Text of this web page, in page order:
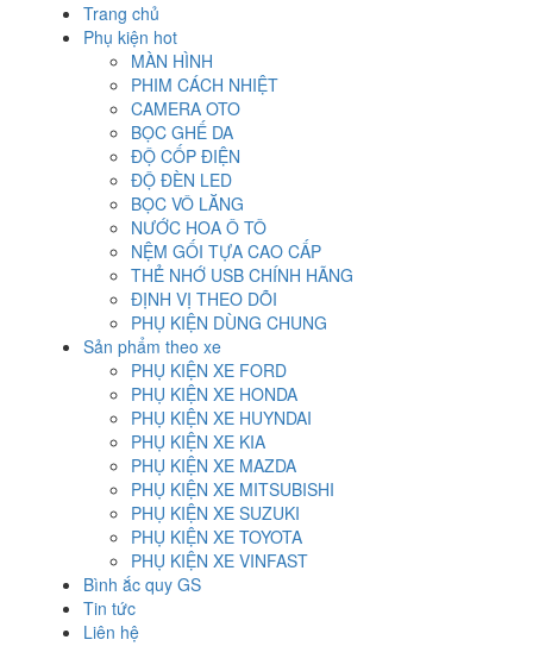
Trang chủ
Phụ kiện hot
MÀN HÌNH
PHIM CÁCH NHIỆT
CAMERA OTO
BỌC GHẾ DA
ĐỘ CỐP ĐIỆN
ĐỘ ĐÈN LED
BỌC VÔ LĂNG
NƯỚC HOA Ô TÔ
NỆM GỐI TỰA CAO CẤP
THẺ NHỚ USB CHÍNH HÃNG
ĐỊNH VỊ THEO DÕI
PHỤ KIỆN DÙNG CHUNG
Sản phẩm theo xe
PHỤ KIỆN XE FORD
PHỤ KIỆN XE HONDA
PHỤ KIỆN XE HUYNDAI
PHỤ KIỆN XE KIA
PHỤ KIỆN XE MAZDA
PHỤ KIỆN XE MITSUBISHI
PHỤ KIỆN XE SUZUKI
PHỤ KIỆN XE TOYOTA
PHỤ KIỆN XE VINFAST
Bình ắc quy GS
Tin tức
Liên hệ